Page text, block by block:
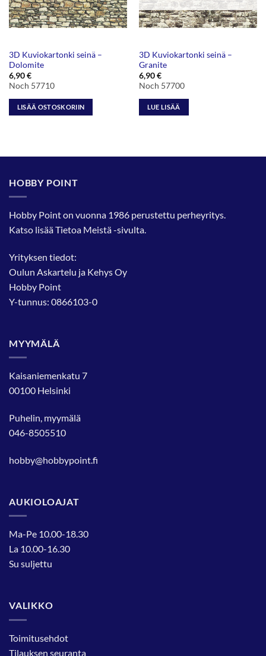
3D Kuviokartonki seinä –
Dolomite
6,90€
Noch 57710
LISÄÄ OSTOSKORIIN
3D Kuviokartonki seinä –
Granite
6,90€
Noch 57700
LUE LISÄÄ
HOBBY POINT
Hobby Point on vuonna 1986 perustettu perheyritys.
Katso lisääTietoa Meistä-sivulta.
Yrityksen tiedot:
Oulun Askartelu ja Kehys Oy
Hobby Point
Y-tunnus: 0866103-0
MYYMÄLÄ
Kaisaniemenkatu 7
00100 Helsinki
Puhelin, myymälä
046-8505510
hobby@hobbypoint.fi
AUKIOLOAJAT
Ma-Pe 10.00-18.30
La 10.00-16.30
Su suljettu
VALIKKO
Toimitusehdot
Tilauksen seuranta